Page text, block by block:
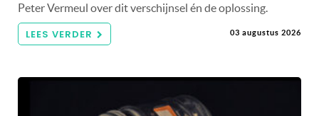
Peter Vermeul over dit verschijnsel én de oplossing.
LEES VERDER 03 augustus 2026